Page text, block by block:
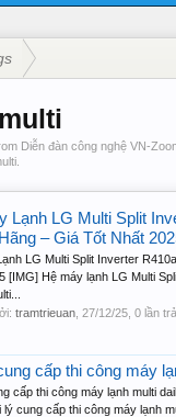
Diễn đàn công nghệ VN-
Lạnh LG Multi Split
– Giá Tốt Nhất
LG Multi Split Inverter
[IMG] Hệ máy lạnh LG Multi
tramtrieuan 27/12/25 , 0 lần
cấp thi công máy
cấp thi công máy lạnh multi
lý cung cấp thi công máy lạnh